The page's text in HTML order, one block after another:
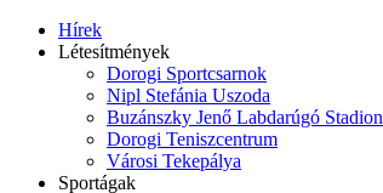
Hírek
Létesítmények
Dorogi Sportcsarnok
Nipl Stefánia Uszoda
Buzánszky Jenő Labdarúgó Stadion
Dorogi Teniszcentrum
Városi Tekepálya
Sportágak